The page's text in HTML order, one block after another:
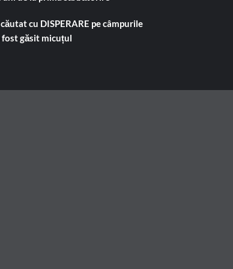
cu DISPERARE pe câmpurile
găsit micuțul